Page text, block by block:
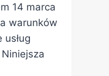
14 marca
warunków